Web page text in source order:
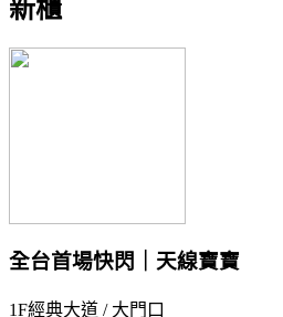
新櫃
全台首場快閃｜天線寶寶
1F經典大道 / 大門口